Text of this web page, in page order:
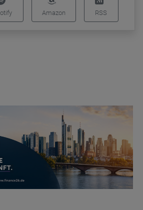
Amazon RSS